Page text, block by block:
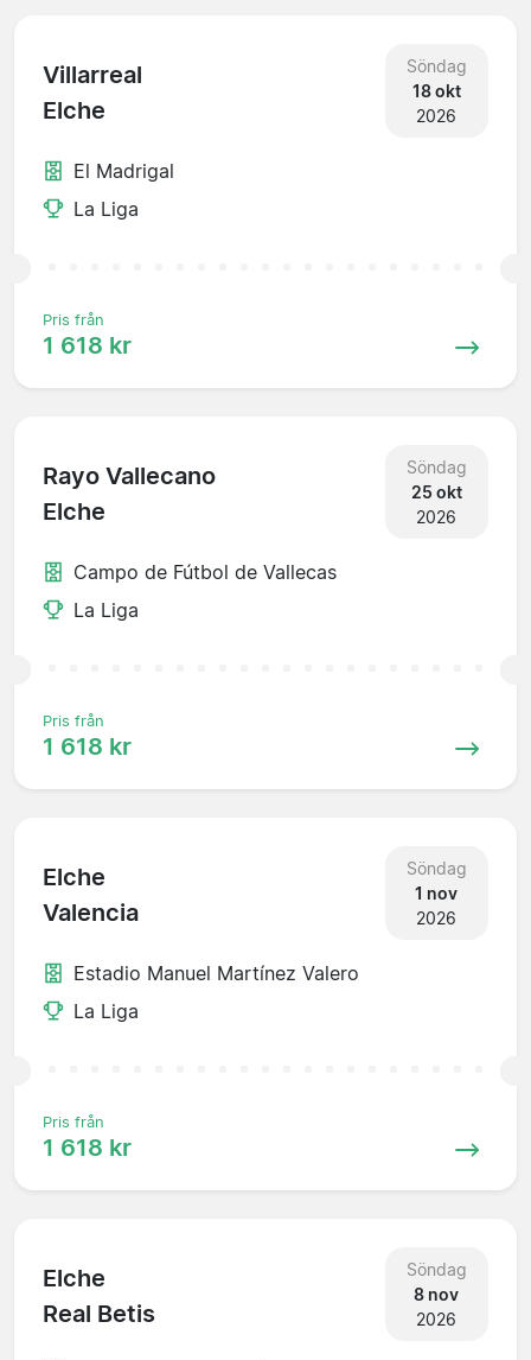
Villarreal
Elche
Söndag
18 okt
2026
El Madrigal
La Liga
Pris från
1 618 kr
Rayo Vallecano
Elche
Söndag
25 okt
2026
Campo de Fútbol de Vallecas
La Liga
Pris från
1 618 kr
Elche
Valencia
Söndag
1 nov
2026
Estadio Manuel Martínez Valero
La Liga
Pris från
1 618 kr
Elche
Real Betis
Söndag
8 nov
2026